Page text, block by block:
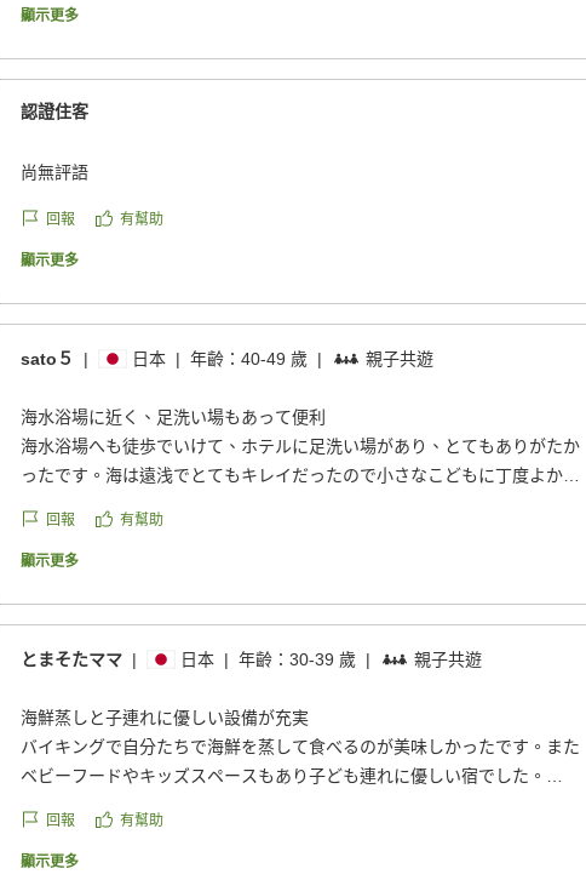
https://review.travel.rakuten.co.jp/hotel/voice/162683?
顯示更多
認證住客
尚無評語
回報 有幫助
顯示更多
sato５ | 日本 | 年齡：40-49 歲 | 親子共遊
海水浴場に近く、足洗い場もあって便利
海水浴場へも徒歩でいけて、ホテルに足洗い場があり、とてもありがたか
ったです。海は遠浅でとてもキレイだったので小さなこどもに丁度よかっ
クチコミの詳細はこちらから
reviewId=33123478475130
回報 有幫助
顯示更多
とまそたママ | 日本 | 年齡：30-39 歲 | 親子共遊
海鮮蒸しと子連れに優しい設備が充実
バイキングで自分たちで海鮮を蒸して食べるのが美味しかったです。また
ベビーフードやキッズスペースもあり子ども連れに優しい宿でした。
https://review.travel.rakuten.co.jp/hotel/voice/162683?
reviewId=33123478447669
回報 有幫助
顯示更多